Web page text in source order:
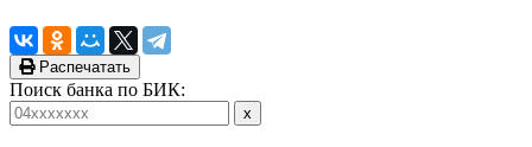
Распечатать
Поиск банка по БИК: